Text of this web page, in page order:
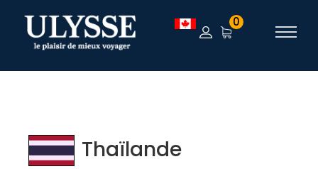
TEST 0
Thaïlande